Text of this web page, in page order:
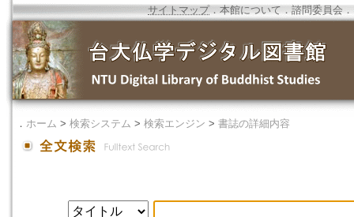
サイトマップ．本館について ． 諮問委員会 ．
． ホーム > 検索システム > 検索エンジン > 書誌の詳細内容